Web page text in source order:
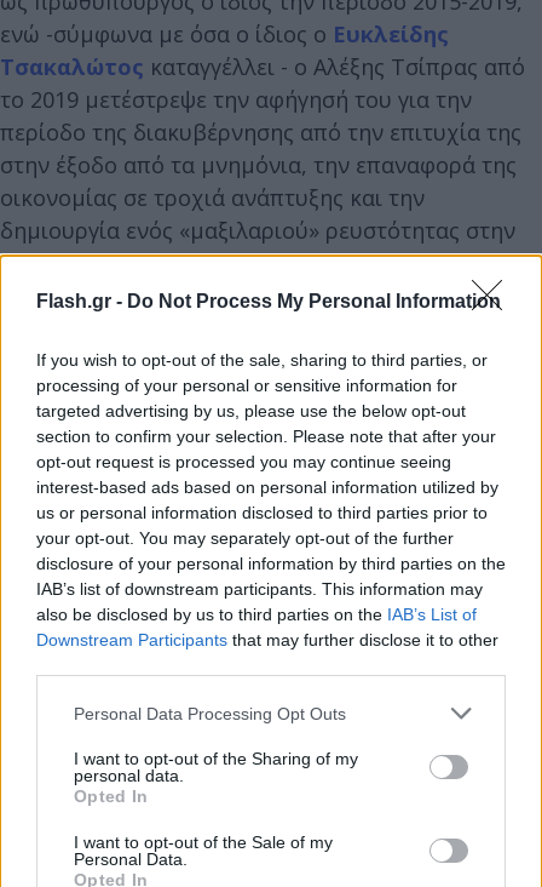
Flash.gr - Do Not Process My Personal Information
If you wish to opt-out of the sale, sharing to third parties, or
processing of your personal or sensitive information for
targeted advertising by us, please use the below opt-out
section to confirm your selection. Please note that after your
opt-out request is processed you may continue seeing
interest-based ads based on personal information utilized by
us or personal information disclosed to third parties prior to
your opt-out. You may separately opt-out of the further
disclosure of your personal information by third parties on the
IAB’s list of downstream participants. This information may
also be disclosed by us to third parties on the IAB’s List of
Downstream Participants that may further disclose it to other
Please note that this website/app uses one or more Google
not limited to your visit or usage behaviour. You may click to
grant or deny consent to Google and its third-party tags to
use your data for below specified purposes in below Google
consent section.
Personal Data Processing Opt Outs
I want to opt-out of the Sharing of my
personal data.
Opted In
I want to opt-out of the Sale of my
Personal Data.
Opted In
ενώ -σύμφωνα με όσα ο ίδιος ο Ευκλείδης
Τσακαλώτος καταγγέλλει - ο Αλέξης Τσίπρας από
το 2019 μετέστρεψε την αφήγησή του για την
περίοδο της διακυβέρνησης από την επιτυχία της
στην έξοδο από τα μνημόνια, την επαναφορά της
οικονομίας σε τροχιά ανάπτυξης και την
δημιουργία ενός «μαξιλαριού» ρευστότητας στην
αυτοκριτική διάσταση.